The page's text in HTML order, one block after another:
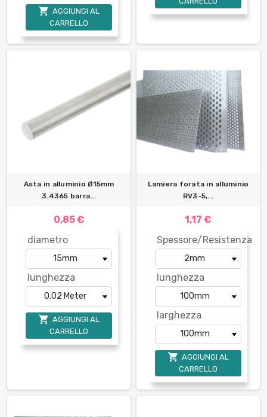
 AGGIUNGI AL
CARRELLO
Asta in alluminio Ø15mm
3.4365 barra...
0,85 €
diametro
lunghezza
 AGGIUNGI AL
CARRELLO
Lamiera forata in alluminio
RV3-5,...
1,17 €
Spessore/Resistenza
lunghezza
larghezza
 AGGIUNGI AL
CARRELLO